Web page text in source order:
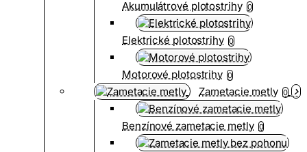
Akumulátrové plotostrihy 0
Elektrické plotostrihy 0
Motorové plotostrihy 0
Zametacie metly 0
Benzínové zametacie metly 0